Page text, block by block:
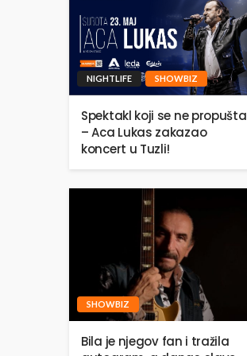
NIGHTLIFE SHOWBIZ
Spektakl koji se ne propušta
– Aca Lukas zakazao
koncert u Tuzli!
SHOWBIZ
Bila je njegov fan i tražila